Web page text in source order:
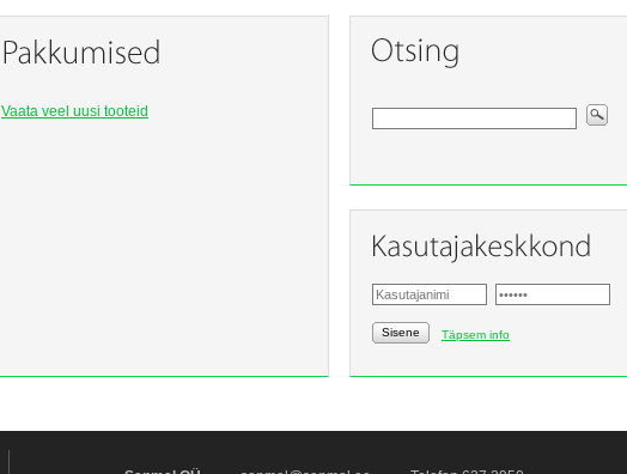
Sisene Täpsem info
Vaata veel uusi tooteid